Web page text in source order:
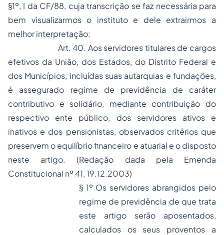
§1º, I da CF/88, cuja transcrição se faz necessária para
bem visualizarmos o instituto e dele extrairmos a
melhor interpretação:
Art. 40. Aos servidores titulares de cargos
efetivos da União, dos Estados, do Distrito Federal e
dos Municípios, incluídas suas autarquias e fundações,
é assegurado regime de previdência de caráter
contributivo e solidário, mediante contribuição do
respectivo ente público, dos servidores ativos e
inativos e dos pensionistas, observados critérios que
preservem o equilíbrio financeiro e atuarial e o disposto
neste artigo.(Redação dada pela Emenda
Constitucional nº 41, 19.12.2003)
§ 1º Os servidores abrangidos pelo
regime de previdência de que trata
este artigo serão aposentados,
calculados os seus proventos a